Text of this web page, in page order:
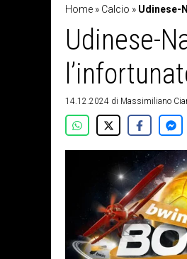
Home » Calcio » Udinese-
Udinese-
14.12.2024 di Massimiliano